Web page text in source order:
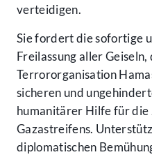
verteidigen.
Sie fordert die sofortige
Freilassung aller
Terrororganisation
sicheren und
humanitärer Hilfe für
Gazastreifens.
diplomatischen